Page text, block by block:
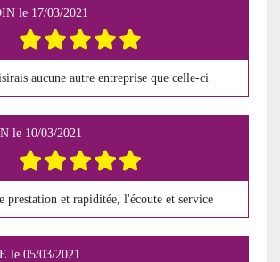
le 17/03/2021
aucune autre entreprise que celle-ci
le 10/03/2021
prestation et rapiditée, l'écoute et service
le 05/03/2021